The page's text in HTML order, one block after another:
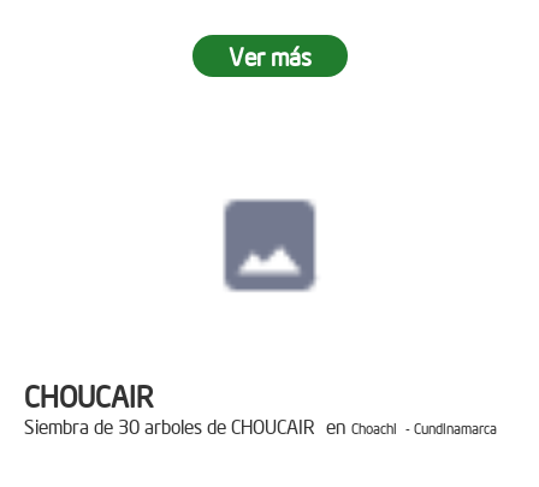
Ver más
CHOUCAIR
Siembra de 30 arboles de CHOUCAIR en Choachi - Cundinamarca